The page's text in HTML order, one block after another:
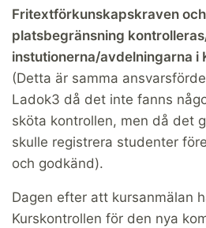
Fritextförkunskapskraven
platsbegränsning
instutionerna/avdelningarna i
(Detta är samma
Ladok3 då det inte fanns
sköta kontrollen, men då det
skulle registrera studenter
och godkänd).
Dagen efter att kursanmälan
Kurskontrollen för den nya